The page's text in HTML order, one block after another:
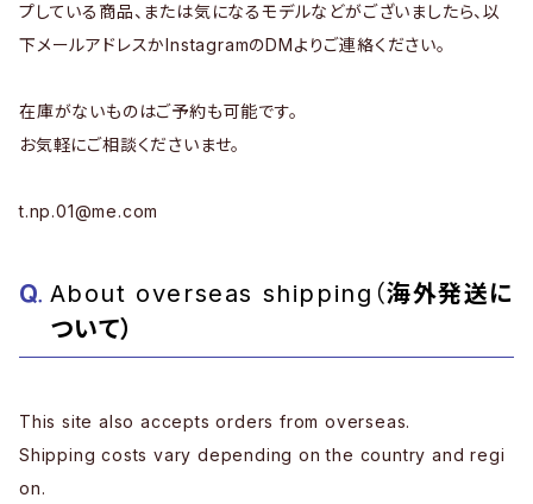
プしている商品、または気になるモデルなどがございましたら、以
下メールアドレスかInstagramのDMよりご連絡ください。
在庫がないものはご予約も可能です。
お気軽にご相談くださいませ。
t.np.01@me.com
About overseas shipping（海外発送に
ついて）
This site also accepts orders from overseas.
Shipping costs vary depending on the country and regi
on.